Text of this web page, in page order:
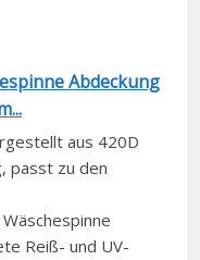
Abdeckung
aus 420D
passt zu den
Reiß- und UV-